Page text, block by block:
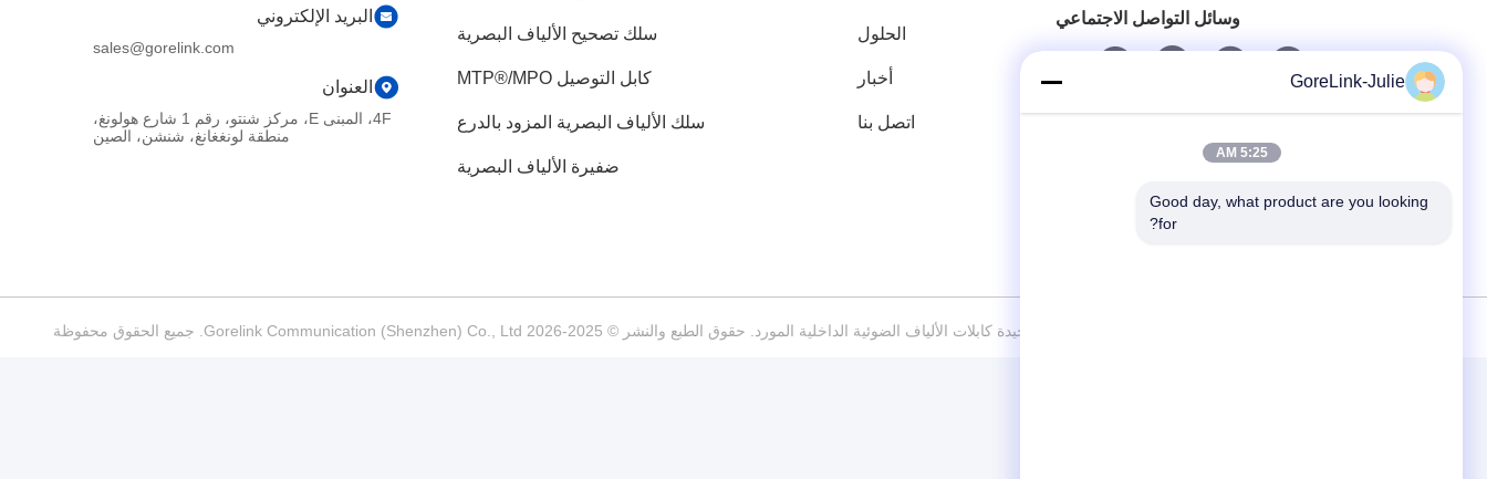
وسائل التواصل الاجتماعي
الحلول
أخبار
اتصل بنا
سلك تصحيح الألياف البصرية
كابل التوصيل MTP®/MPO
سلك الألياف البصرية المزود بالدرع
ضفيرة الألياف البصرية
البريد الإلكتروني
sales@gorelink.com
العنوان
4F، المبنى E، مركز شنتو، رقم 1 شارع هولونغ،
منطقة لونغغانغ، شنشن، الصين
الصين جودة جيدة كابلات الألياف الضوئية الداخلية المورد. حقوق الطبع والنشر © 2025-2026 Gorelink Communication (Shenzhen) Co., Ltd. جميع الحقوق محفوظة
GoreLink-Julie
5:25 AM
Good day, what product are you looking
for?